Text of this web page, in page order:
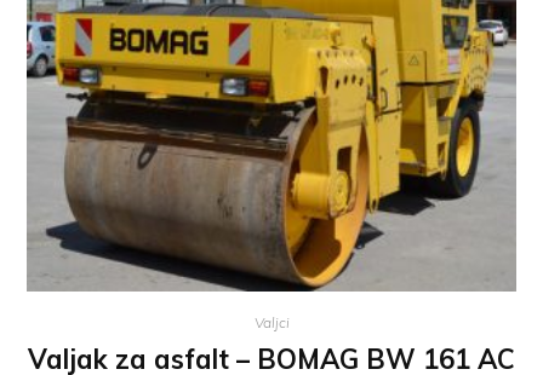
Valjci
Valjak za asfalt – BOMAG BW 161 AC